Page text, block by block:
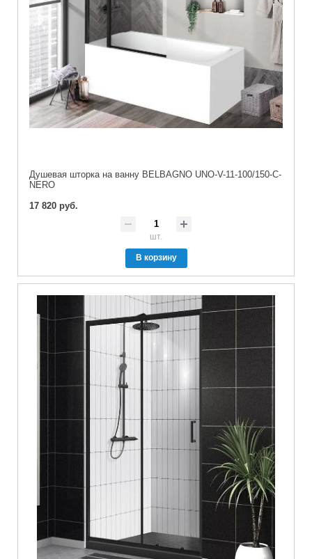
Душевая шторка на ванну BELBAGNO UNO-V-11-100/150-C-
NERO
17 820 руб.
шт.
В корзину